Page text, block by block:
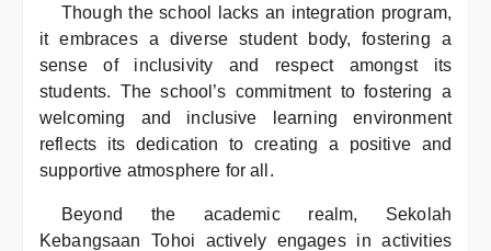
Though the school lacks an integration program,
it embraces a diverse student body, fostering a
sense of inclusivity and respect amongst its
students. The school’s commitment to fostering a
welcoming and inclusive learning environment
reflects its dedication to creating a positive and
supportive atmosphere for all.
Beyond the academic realm, Sekolah
Kebangsaan Tohoi actively engages in activities